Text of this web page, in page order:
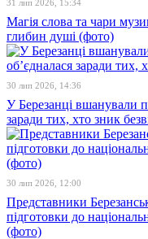
31 лип 2026, 15:34
Магія слова та чари
глибин душі (фото)
30 лип 2026, 14:36
У Березанці вшанували
заради тих, хто зник
30 лип 2026, 12:00
Представники
підготовки до
(фото)